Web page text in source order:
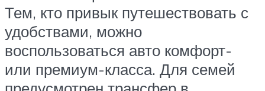
Тем, кто привык путешествовать с
удобствами, можно
воспользоваться авто комфорт-
или премиум-класса. Для семей